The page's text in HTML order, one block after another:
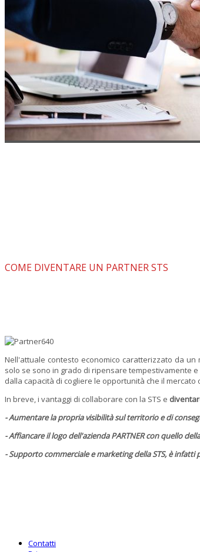
COME DIVENTARE UN PARTNER STS
Nell'attuale contesto economico caratterizzato da
solo se sono in grado di ripensare tempestivamente
dalla capacità di cogliere le opportunità che il
In breve, i vantaggi di collaborare con la STS e
- Aumentare la propria visibilità sul territorio e di
- Affiancare il logo dell'azienda PARTNER con quello
- Supporto commerciale e marketing della STS, è
Contatti